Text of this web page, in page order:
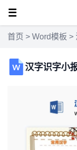
首页 > Word模板 >
汉字识字小